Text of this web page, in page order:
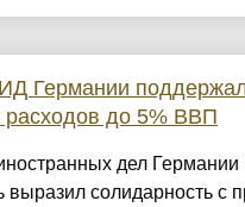
Германии
расходов до 5% ВВП
дел Германии
выразил солидарность с